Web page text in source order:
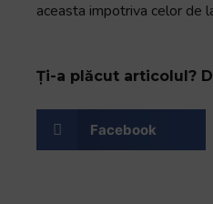
aceasta impotriva celor de
Ți-a plăcut articolul?
Facebook